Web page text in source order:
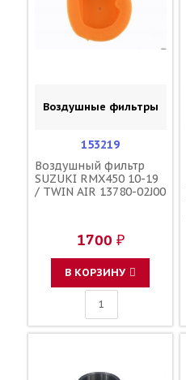
Воздушные фильтры
153219
Воздушный фильтр
SUZUKI RMX450 10-19
/ TWIN AIR 13780-02J00
1700 ₽
В КОРЗИНУ